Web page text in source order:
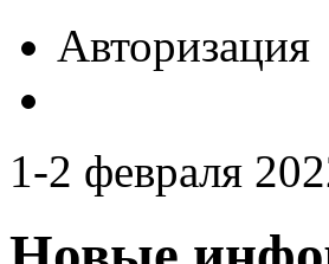
Авторизация
1-2 февраля